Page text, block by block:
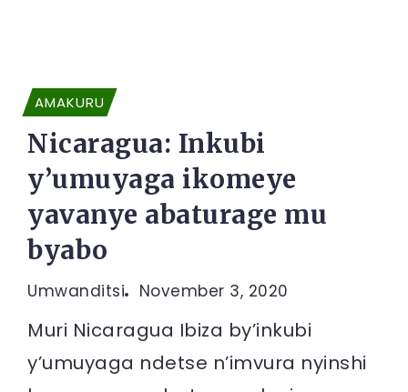
AMAKURU
Nicaragua: Inkubi
y’umuyaga ikomeye
yavanye abaturage mu
byabo
Umwanditsi November 3, 2020
Muri Nicaragua Ibiza by’inkubi
y’umuyaga ndetse n’imvura nyinshi